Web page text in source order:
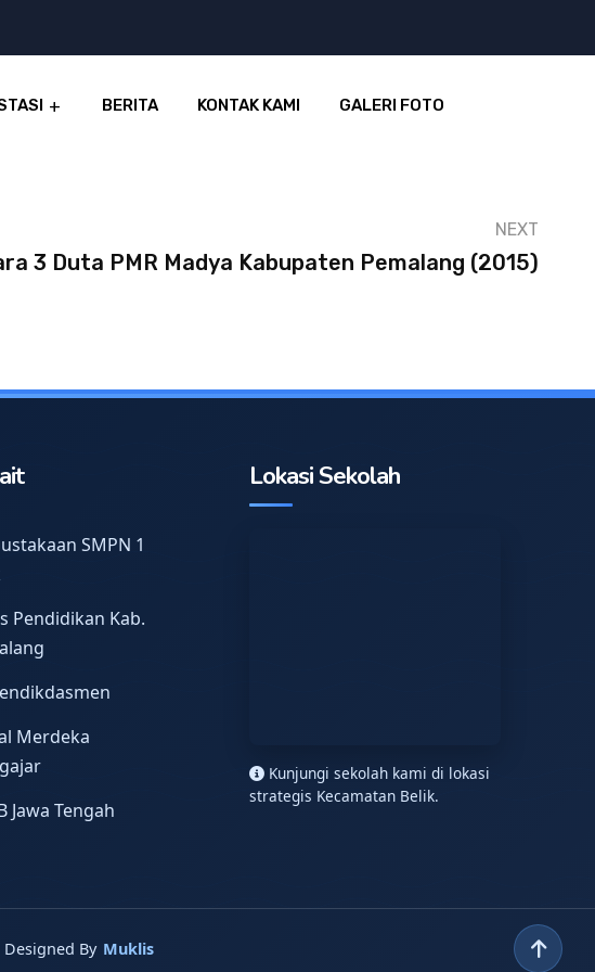
BERITA KONTAK KAMI GALERI FOTO
NEXT
3 Duta PMR Madya Kabupaten Pemalang (2015)
SMPN 1
Pendidikan Kab.
Merdeka
Jawa Tengah
Lokasi Sekolah
Kunjungi sekolah kami di lokasi
strategis Kecamatan Belik.
By Muklis